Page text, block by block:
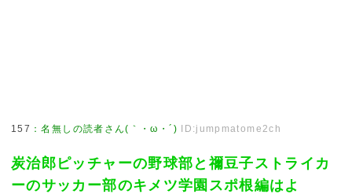
157 ：名無しの読者さん(｀・ω・´) ID:jumpmatome2ch
炭治郎ピッチャーの野球部と禰豆子ストライカ
ーのサッカー部のキメツ学園スポ根編はよ